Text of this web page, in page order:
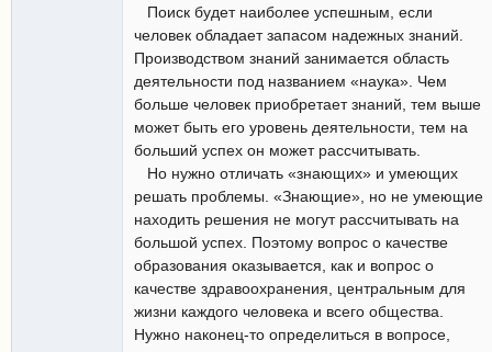
Поиск будет наиболее успешным, если
человек обладает запасом надежных знаний.
Производством знаний занимается область
деятельности под названием «наука». Чем
больше человек приобретает знаний, тем выше
может быть его уровень деятельности, тем на
больший успех он может рассчитывать.
Но нужно отличать «знающих» и умеющих
решать проблемы. «Знающие», но не умеющие
находить решения не могут рассчитывать на
большой успех. Поэтому вопрос о качестве
образования оказывается, как и вопрос о
качестве здравоохранения, центральным для
жизни каждого человека и всего общества.
Нужно наконец-то определиться в вопросе,